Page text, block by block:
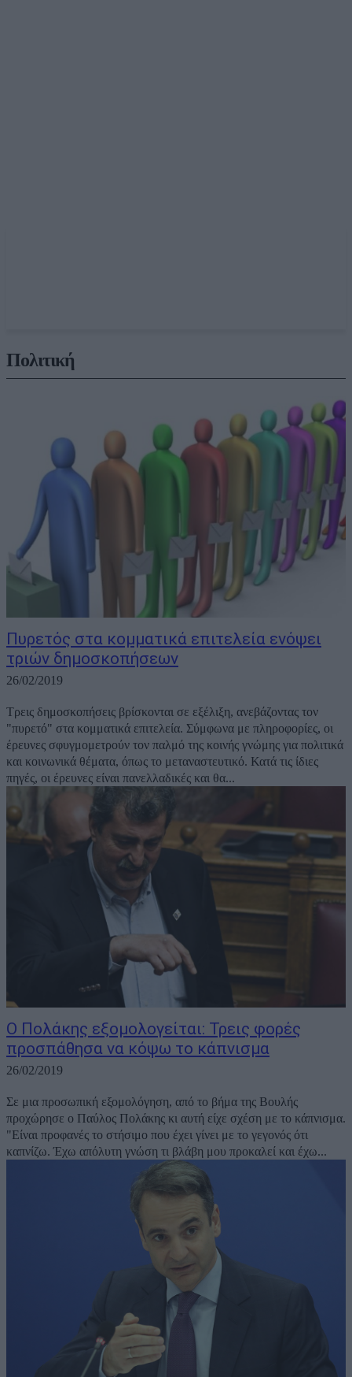
Πολιτική
Πυρετός στα κομματικά επιτελεία ενόψει
τριών δημοσκοπήσεων
26/02/2019
Τρεις δημοσκοπήσεις βρίσκονται σε εξέλιξη, ανεβάζοντας τον
"πυρετό" στα κομματικά επιτελεία. Σύμφωνα με πληροφορίες, οι
έρευνες σφυγμομετρούν τον παλμό της κοινής γνώμης για πολιτικά
και κοινωνικά θέματα, όπως το μεταναστευτικό. Κατά τις ίδιες
πηγές, οι έρευνες είναι πανελλαδικές και θα...
Ο Πολάκης εξομολογείται: Τρεις φορές
προσπάθησα να κόψω το κάπνισμα
26/02/2019
Σε μια προσωπική εξομολόγηση, από το βήμα της Βουλής
προχώρησε ο Παύλος Πολάκης κι αυτή είχε σχέση με το κάπνισμα.
"Είναι προφανές το στήσιμο που έχει γίνει με το γεγονός ότι
καπνίζω. Έχω απόλυτη γνώση τι βλάβη μου προκαλεί και έχω...